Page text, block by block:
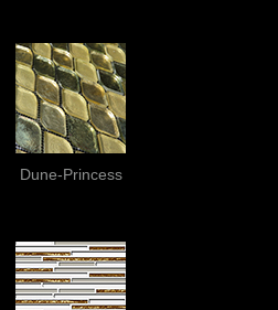
Dune-Princess